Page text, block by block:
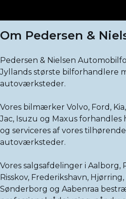
Om Pedersen &
Pedersen & Nielsen
Jyllands største bilforhandlere
autoværksteder.
Vores bilmærker Volvo, Ford,
Jac, Isuzu og Maxus forhandles
og serviceres af vores
autoværksteder.
Vores salgsafdelinger i Aalborg,
Risskov, Frederikshavn,
Sønderborg og Aabenraa